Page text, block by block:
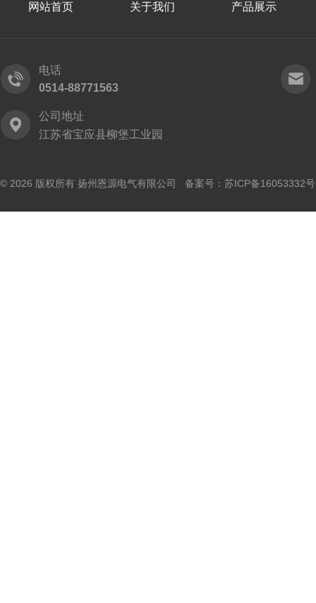
网站首页 关于我们 产品展示
电话
0514-88771563
公司地址
江苏省宝应县柳堡工业园
© 2026 版权所有 扬州恩源电气有限公司 备案号： 苏ICP备16053332